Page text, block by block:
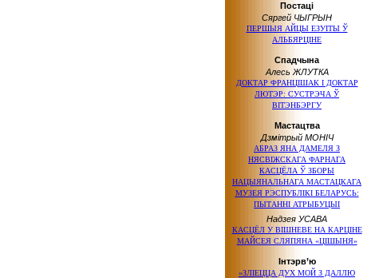
Постаці
Сяргей ЧЫГРЫН
ПЕРШЫЯ АЙЦЫ ЕЗУІТЫ Ў
АЛЬБЯРЦІНЕ
Спадчына
Алесь ЖЛУТКА
ДОКТАР ФРАНЦІШАК І ДОКТАР
ЛЮТЭР: СУСТРЭЧА Ў
ВІТЭНБЭРГУ
Мастацтва
Дзмітрый МОНІЧ
АБРАЗ ЯНА ДАМЕЛЯ З
НЯСВІЖСКАГА ФАРНАГА
КАСЦЁЛА Ў ЗБОРЫ
НАЦЫЯНАЛЬНАГА МАСТАЦКАГА
МУЗЕЯ РЭСПУБЛІКІ БЕЛАРУСЬ:
ПЫТАННІ АТРЫБУЦЫІ
Надзея УСАВА
КАСЦЁЛ У ВІШНЕВЕ НА КАРЦІНЕ
МАЙСЕЯ СЛЯПЯНА «ЦІШЫНЯ»
Інтэрв’ю
«ЗЛІЕЦЦА ДУХ МОЙ З ДАЛЛЮ